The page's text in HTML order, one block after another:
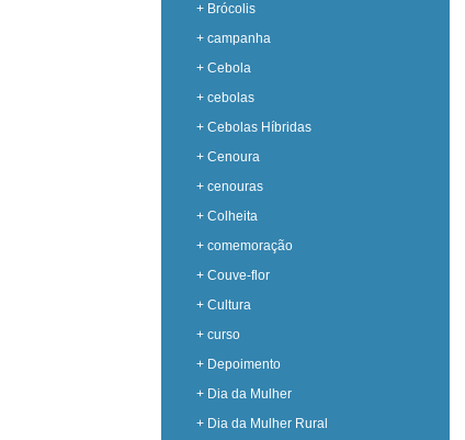
+ Brócolis
+ campanha
+ Cebola
+ cebolas
+ Cebolas Híbridas
+ Cenoura
+ cenouras
+ Colheita
+ comemoração
+ Couve-flor
+ Cultura
+ curso
+ Depoimento
+ Dia da Mulher
+ Dia da Mulher Rural